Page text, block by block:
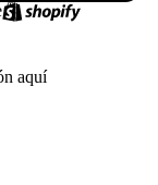
aquí